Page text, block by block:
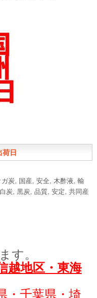
日
ガ炭, 国産, 安全, 木酢液, 輸
白炭, 黒炭, 品質, 安定, 共同産
す。
越地区・東海
・千葉県・埼